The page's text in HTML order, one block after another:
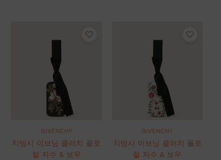
GIVENCHY
지방시 이브닝 클러치 플로
럴 자수 & 보우
GIVENCHY
지방시 이브닝 클러치 플로
럴 자수 & 보우